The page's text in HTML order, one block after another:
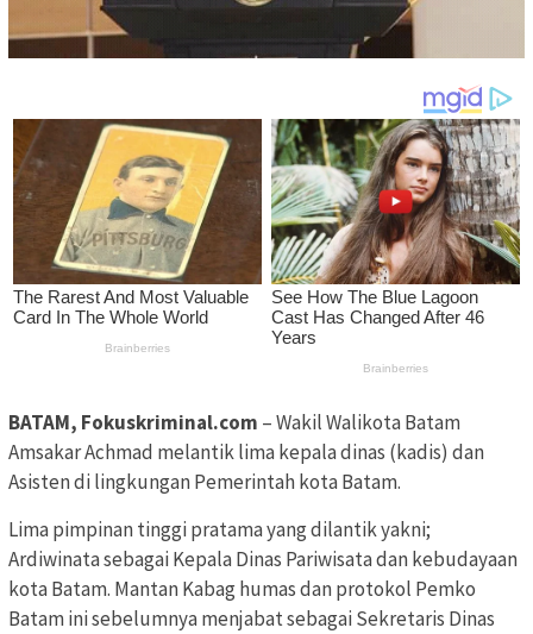
BATAM, Fokuskriminal.com – Wakil Walikota Batam
Amsakar Achmad melantik lima kepala dinas (kadis) dan
Asisten di lingkungan Pemerintah kota Batam.
Lima pimpinan tinggi pratama yang dilantik yakni;
Ardiwinata sebagai Kepala Dinas Pariwisata dan kebudayaan
kota Batam. Mantan Kabag humas dan protokol Pemko
Batam ini sebelumnya menjabat sebagai Sekretaris Dinas